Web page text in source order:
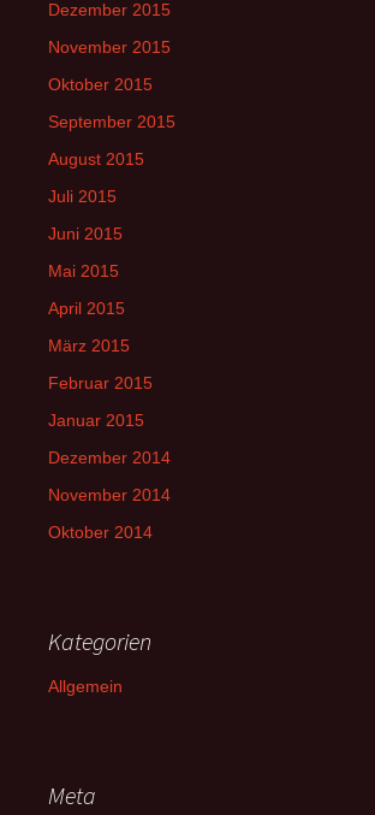
Dezember 2015
November 2015
Oktober 2015
September 2015
August 2015
Juli 2015
Juni 2015
Mai 2015
April 2015
März 2015
Februar 2015
Januar 2015
Dezember 2014
November 2014
Oktober 2014
Kategorien
Allgemein
Meta